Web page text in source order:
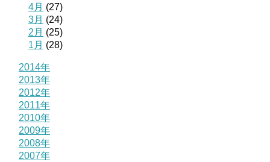
4月 (27)
3月 (24)
2月 (25)
1月 (28)
2014年
2013年
2012年
2011年
2010年
2009年
2008年
2007年